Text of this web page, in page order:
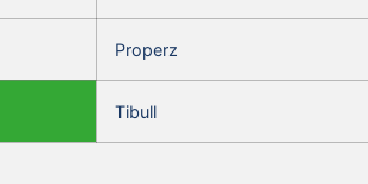
Properz
Tibull